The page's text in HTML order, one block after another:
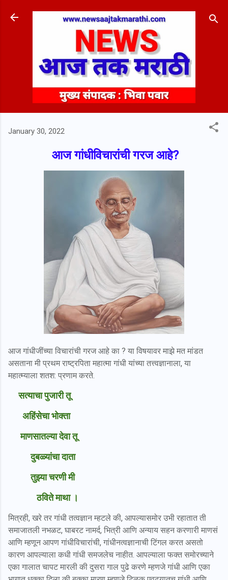
Skip to main content
January 30, 2022
आज गांधीविचारांची गरज आहे?
आज गांधीजींच्या विचारांची गरज आहे का ? या विषयावर माझे मत मांडत
असताना मी प्रथम राष्ट्रपिता महात्मा गांधी यांच्या तत्त्वज्ञानाला, या
महात्म्याला शतश: प्रणाम करते.
सत्याचा पुजारी तू
अहिंसेचा भोक्ता
माणसातल्या देवा तू
दुबळ्यांचा दाता
तुझ्या चरणी मी
ठविते माथा ।
मित्रही, खरे तर गांधी तत्वज्ञान म्हटले की, आपल्यासमोर उभी रहातात ती
समाजातली नभळट, घाबरट नामर्द, भित्री आणि अन्याय सहन करणारी माणसं
आणि म्हणून आपण गांधीविचारांची, गांधीनत्वज्ञानाची टिंगल करत असतो
कारण आपल्याला कधी गांधी समजलेच नाहीत. आपल्याला फक्त समोरच्याने
एका गालात चापट मारली की दुसरा गाल पुढे करणे म्हणजे गांधी आणि एका